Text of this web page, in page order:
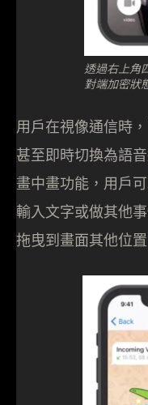
透過右上角
對端加密狀
用戶在視像通信時
甚至即時切換為語
畫中畫功能，用戶
輸入文字或做其他
拖曳到畫面其他位置